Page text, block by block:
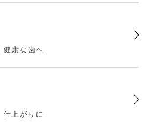
健康な歯へ
仕上がりに